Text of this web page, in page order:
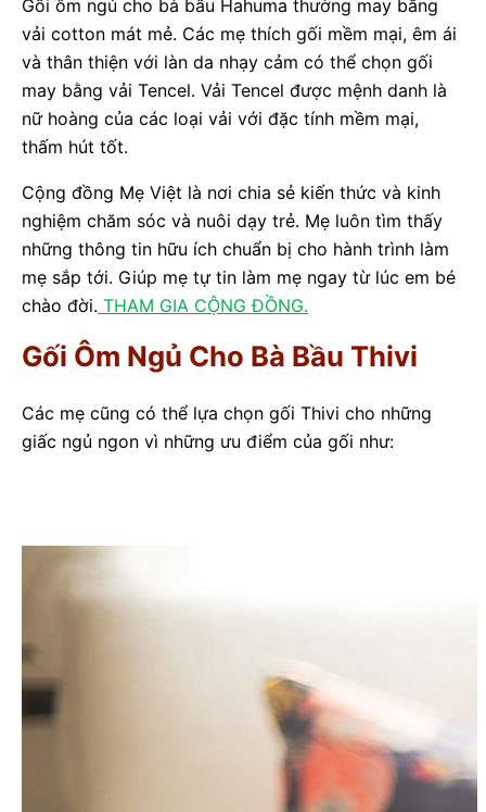
Gối ôm ngủ cho bà bầu Hahuma thường may bằng
vải cotton mát mẻ. Các mẹ thích gối mềm mại, êm ái
và thân thiện với làn da nhạy cảm có thể chọn gối
may bằng vải Tencel. Vải Tencel được mệnh danh là
nữ hoàng của các loại vải với đặc tính mềm mại,
thấm hút tốt.
Cộng đồng Mẹ Việt là nơi chia sẻ kiến thức và kinh
nghiệm chăm sóc và nuôi dạy trẻ. Mẹ luôn tìm thấy
những thông tin hữu ích chuẩn bị cho hành trình làm
mẹ sắp tới. Giúp mẹ tự tin làm mẹ ngay từ lúc em bé
chào đời. THAM GIA CỘNG ĐỒNG.
Gối Ôm Ngủ Cho Bà Bầu Thivi
Các mẹ cũng có thể lựa chọn gối Thivi cho những
giấc ngủ ngon vì những ưu điểm của gối như: